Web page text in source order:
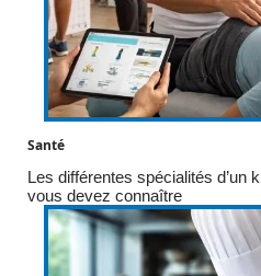
Santé
Les différentes spécialités d’un
vous devez connaître